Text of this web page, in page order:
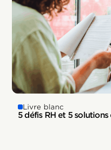
Livre blanc
5 défis RH et 5